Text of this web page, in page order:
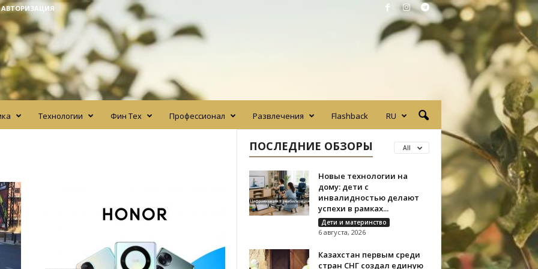
Технологии Фин Тех Профессионал Развлечения Flashback RU
ПОСЛЕДНИЕ ОБЗОРЫ All
Новые технологии на
дому: дети с
инвалидностью делают
успехи в рамках...
Дети и материнство
6 августа, 2026
Казахстан первым среди
стран СНГ создал единую